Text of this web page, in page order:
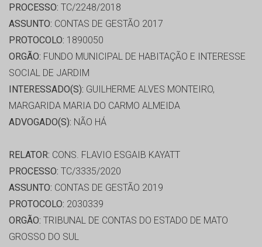
PROCESSO: TC/2248/2018
ASSUNTO: CONTAS DE GESTÃO 2017
PROTOCOLO: 1890050
ORGÃO: FUNDO MUNICIPAL DE HABITAÇÃO E INTERESSE
SOCIAL DE JARDIM
INTERESSADO(S): GUILHERME ALVES MONTEIRO,
MARGARIDA MARIA DO CARMO ALMEIDA
ADVOGADO(S): NÃO HÁ
RELATOR: CONS. FLAVIO ESGAIB KAYATT
PROCESSO: TC/3335/2020
ASSUNTO: CONTAS DE GESTÃO 2019
PROTOCOLO: 2030339
ORGÃO: TRIBUNAL DE CONTAS DO ESTADO DE MATO
GROSSO DO SUL